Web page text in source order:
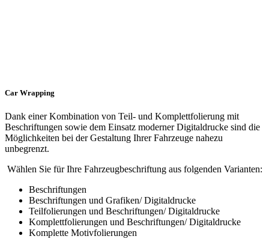
Car Wrapping
Dank einer Kombination von Teil- und Komplettfolierung mit
Beschriftungen sowie dem Einsatz moderner Digitaldrucke sind die
Möglichkeiten bei der Gestaltung Ihrer Fahrzeuge nahezu
unbegrenzt.
Wählen Sie für Ihre Fahrzeugbeschriftung aus folgenden Varianten:
Beschriftungen
Beschriftungen und Grafiken/ Digitaldrucke
Teilfolierungen und Beschriftungen/ Digitaldrucke
Komplettfolierungen und Beschriftungen/ Digitaldrucke
Komplette Motivfolierungen